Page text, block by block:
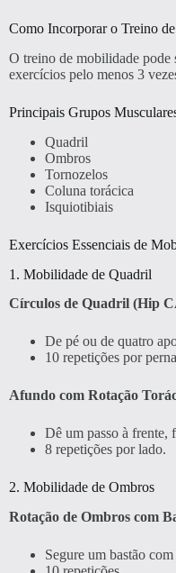
Como Incorporar o Treino
O treino de mobilidade pode
exercícios pelo menos 3
Principais Grupos
Quadril
Ombros
Tornozelos
Coluna torácica
Isquiotibiais
Exercícios Essenciais de
1. Mobilidade de Quadril
Círculos de Quadril (Hip
De pé ou de quatro
10 repetições por
Afundo com Rotação
Dê um passo à frente,
8 repetições por lado.
2. Mobilidade de Ombros
Rotação de Ombros com
Segure um bastão